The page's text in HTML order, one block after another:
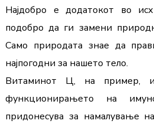
Најдобро е додатокот во
подобро да ги замени
Само природата знае да
најпогодни за нашето тело.
Витаминот Ц, на пример,
функционирањето на
придонесува за намалување